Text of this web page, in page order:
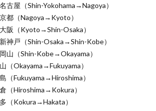
屋（Shin-Yokohama→Nagoya）
（Nagoya→Kyoto）
（Kyoto→Shin-Osaka）
戸（Shin-Osaka→Shin-Kobe）
（Shin-Kobe→Okayama）
Okayama→Fukuyama）
Fukuyama→Hiroshima）
Hiroshima→Kokura）
Kokura→Hakata）